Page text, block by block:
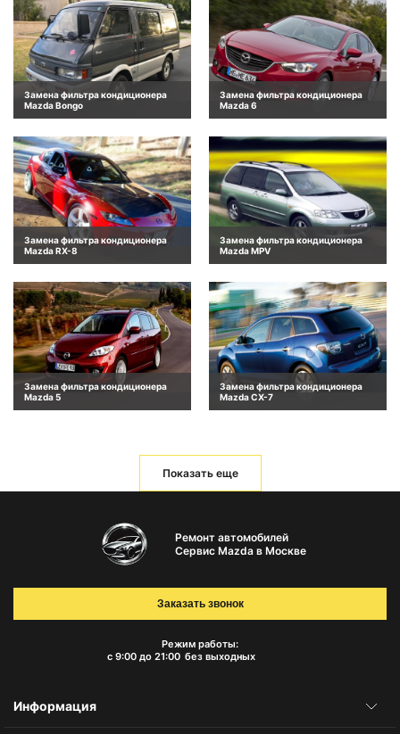
Замена фильтра кондиционера
Mazda Bongo
Замена фильтра кондиционера
Mazda 6
Замена фильтра кондиционера
Mazda RX-8
Замена фильтра кондиционера
Mazda MPV
Замена фильтра кондиционера
Mazda 5
Замена фильтра кондиционера
Mazda CX-7
Показать еще
Ремонт автомобилей
Сервис Mazda в Москве
Режим работы:
с 9:00 до 21:00 без выходных
Заказать звонок
Информация